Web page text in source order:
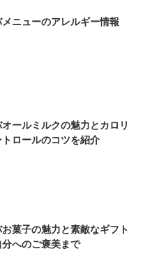
メニューのアレルギー情報
オールミルクの魅力とカロリ
トロールのコツを紹介
お菓子の魅力と素敵なギフト
へのご褒美まで